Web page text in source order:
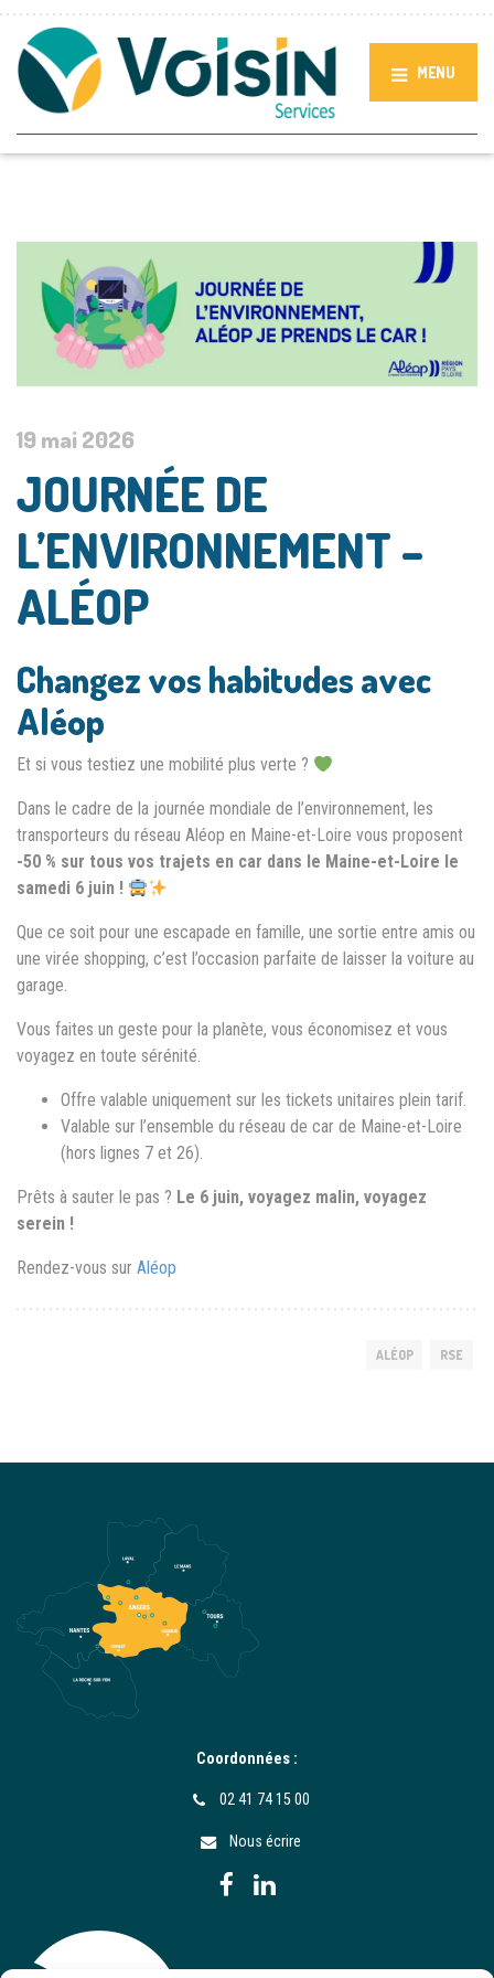
MENU
19 mai 2026
JOURNÉE DE
L’ENVIRONNEMENT –
ALÉOP
Changez vos habitudes avec
Aléop
Et si vous testiez une mobilité plus verte ?
Dans le cadre de la journée mondiale de l’environnement, les
transporteurs du réseau Aléop en Maine-et-Loire vous proposent
-50 % sur tous vos trajets en car dans le Maine-et-Loire le
samedi 6 juin !
Que ce soit pour une escapade en famille, une sortie entre amis ou
une virée shopping, c’est l’occasion parfaite de laisser la voiture au
garage.
Vous faites un geste pour la planète, vous économisez et vous
voyagez en toute sérénité.
Offre valable uniquement sur les tickets unitaires plein tarif.
Valable sur l’ensemble du réseau de car de Maine-et-Loire
(hors lignes 7 et 26).
Prêts à sauter le pas ? Le 6 juin, voyagez malin, voyagez
serein !
Rendez-vous sur Aléop
ALÉOP RSE
Coordonnées :
02 41 74 15 00
Nous écrire